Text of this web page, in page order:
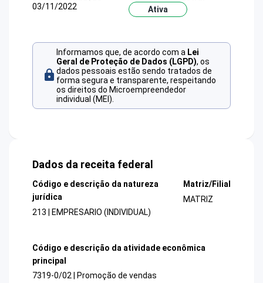
03/11/2022
Ativa
Informamos que, de acordo com a Lei
Geral de Proteção de Dados (LGPD), os
dados pessoais estão sendo tratados de
forma segura e transparente, respeitando
os direitos do Microempreendedor
individual (MEI).
Dados da receita federal
Código e descrição da natureza
jurídica
213 | EMPRESARIO (INDIVIDUAL)
Matriz/Filial
MATRIZ
Código e descrição da atividade econômica
principal
7319-0/02 | Promoção de vendas